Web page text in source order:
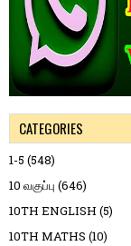
CATEGORIES
1-5 (548)
10 வகுப்பு (646)
10TH ENGLISH (5)
10TH MATHS (10)